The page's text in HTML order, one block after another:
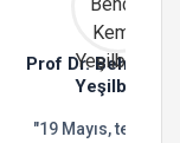
Prof Dr. Behçet
Yeşilbursa
"19 Mayıs,